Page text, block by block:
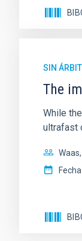
SIN
The
While
ultrafast